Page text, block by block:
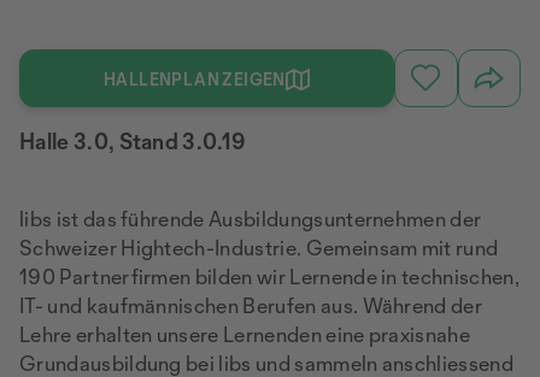
HALLENPLAN ZEIGEN
Halle 3.0, Stand 3.0.19
libs ist das führende Ausbildungsunternehmen der
Schweizer Hightech-Industrie. Gemeinsam mit rund
190 Partnerfirmen bilden wir Lernende in technischen,
IT- und kaufmännischen Berufen aus. Während der
Lehre erhalten unsere Lernenden eine praxisnahe
Grundausbildung bei libs und sammeln anschliessend